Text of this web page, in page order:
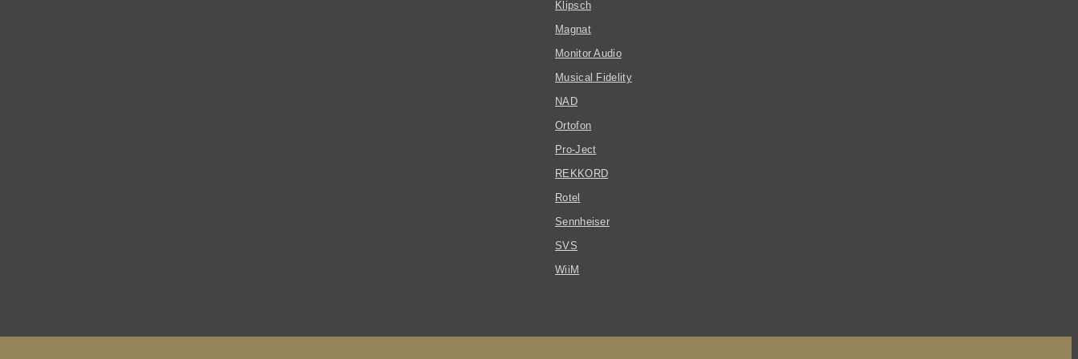
Klipsch
Magnat
Monitor Audio
Musical Fidelity
NAD
Ortofon
Pro-Ject
REKKORD
Rotel
Sennheiser
SVS
WiiM